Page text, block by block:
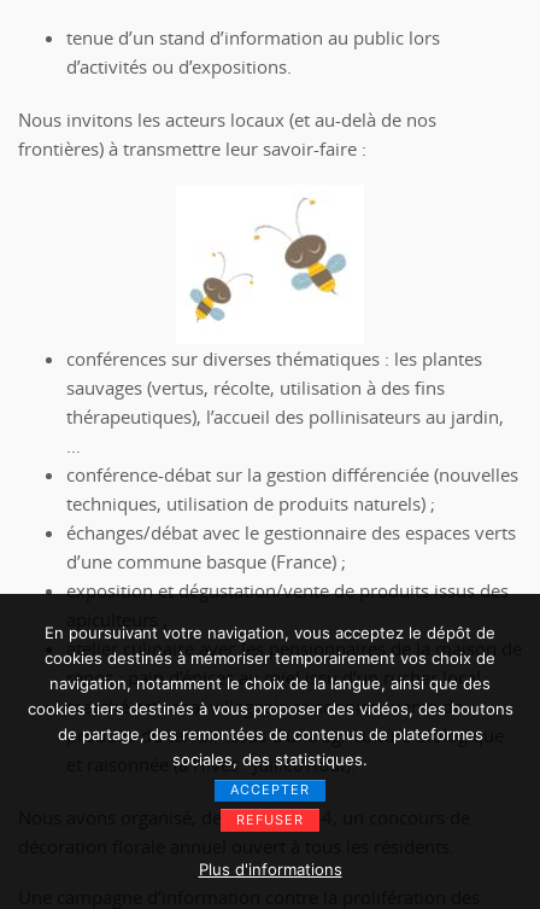
En poursuivant votre navigation, vous acceptez le dépôt de
cookies destinés à mémoriser temporairement vos choix de
navigation, notamment le choix de la langue, ainsi que des
cookies tiers destinés à vous proposer des vidéos, des boutons
de partage, des remontées de contenus de plateformes
sociales, des statistiques.
ACCEPTER
REFUSER
Plus d'informations
tenue d’un stand d’information au public lors
d’activités ou d’expositions.
Nous invitons les acteurs locaux (et au-delà de nos
frontières) à transmettre leur savoir-faire :
conférences sur diverses thématiques : les plantes
sauvages (vertus, récolte, utilisation à des fins
thérapeutiques), l’accueil des pollinisateurs au jardin,
…
conférence-débat sur la gestion différenciée (nouvelles
techniques, utilisation de produits naturels) ;
échanges/débat avec le gestionnaire des espaces verts
d’une commune basque (France) ;
exposition et dégustation/vente de produits issus des
atelier culinaire avec les pensionnaires de la maison de
repos : pain d’épices au miel issu d’un rucher local ;
marché artisanal villageois saisonnier : vente de
produits du terroir issus d’une agriculture biologique
et raisonnée (à Hives : Juillet/Août).
Nous avons organisé, de 2002 à 2014, un concours de